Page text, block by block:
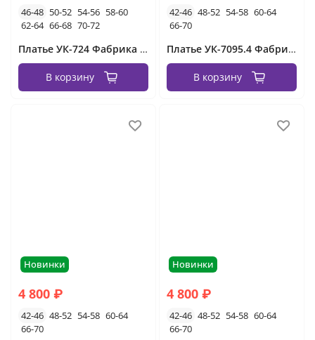
46-48 50-52 54-56 58-60
62-64 66-68 70-72
Платье УК-724 Фабрика Моды
В корзину
42-46 48-52 54-58 60-64
66-70
Платье УК-7095.4 Фабрика Моды
В корзину
Новинки
4 800 ₽
42-46 48-52 54-58 60-64
66-70
Новинки
4 800 ₽
42-46 48-52 54-58 60-64
66-70